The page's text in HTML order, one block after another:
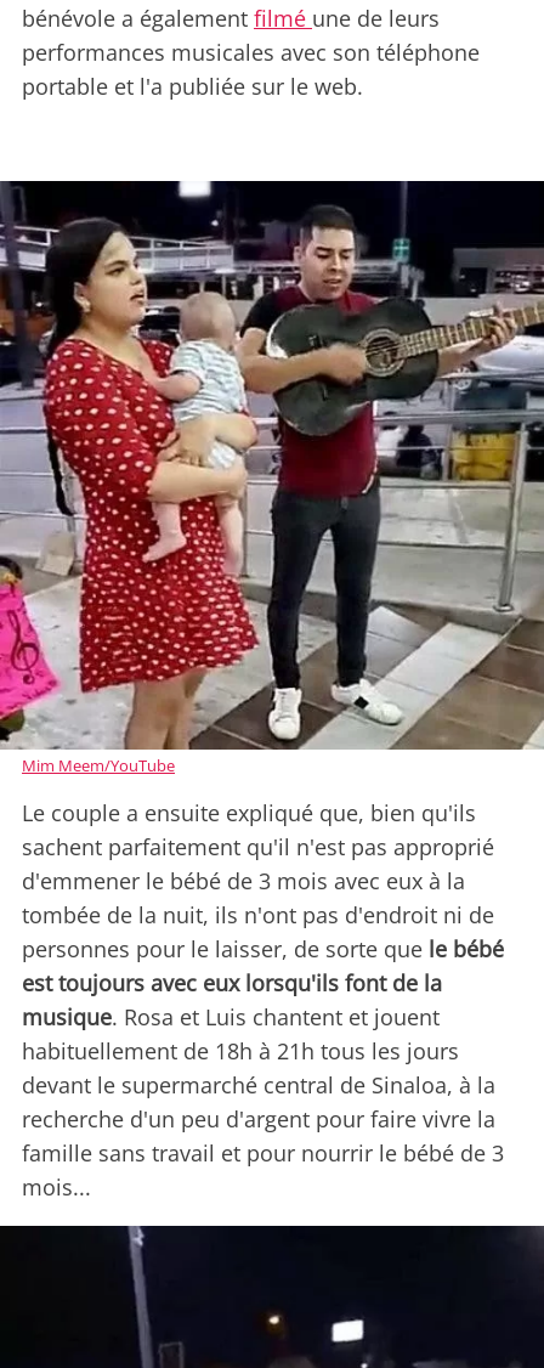
bénévole a également filmé une de leurs
performances musicales avec son téléphone
portable et l'a publiée sur le web.
Mim Meem/YouTube
Le couple a ensuite expliqué que, bien qu'ils
sachent parfaitement qu'il n'est pas approprié
d'emmener le bébé de 3 mois avec eux à la
tombée de la nuit, ils n'ont pas d'endroit ni de
personnes pour le laisser, de sorte que le bébé
est toujours avec eux lorsqu'ils font de la
musique. Rosa et Luis chantent et jouent
habituellement de 18h à 21h tous les jours
devant le supermarché central de Sinaloa, à la
recherche d'un peu d'argent pour faire vivre la
famille sans travail et pour nourrir le bébé de 3
mois...